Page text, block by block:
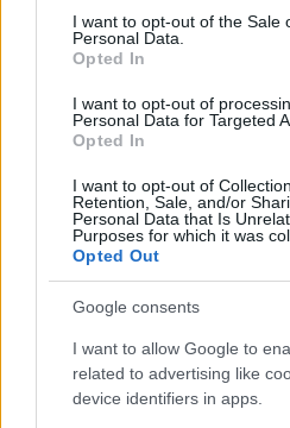
services and may gather and
not limited to your visit or usage
grant or deny consent to Google
consent section.
I want to opt-out of the Sale
Personal Data.
Opted In
I want to opt-out of
Personal Data for Targeted
Opted In
I want to opt-out of
Retention, Sale, and/or
Personal Data that Is
Purposes for which it was
Opted Out
Google consents
I want to allow Google to
related to advertising like
device identifiers in apps.
Investieren24
Lgbtq News
Investeren 24